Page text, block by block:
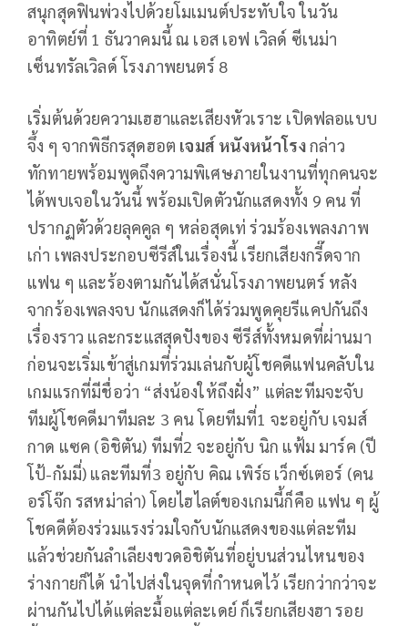
สนุกสุดฟินพ่วงไปด้วยโมเมนต์ประทับใจ ในวัน
อาทิตย์ที่ 1 ธันวาคมนี้ ณ เอส เอฟ เวิลด์ ซีเนม่า
เซ็นทรัลเวิลด์ โรงภาพยนตร์ 8
​เริ่มต้นด้วยความเฮฮาและเสียงหัวเราะ เปิดฟลอแบบ
จึ้ง ๆ จากพิธีกรสุดฮอต เจมส์ หนังหน้าโรงกล่าว
ทักทายพร้อมพูดถึงความพิเศษภายในงานที่ทุกคนจะ
ได้พบเจอในวันนี้ พร้อมเปิดตัวนักแสดงทั้ง 9 คน ที่
ปรากฏตัวด้วยลุคคูล ๆ หล่อสุดเท่ ร่วมร้องเพลงภาพ
เก่า เพลงประกอบซีรีส์ในเรื่องนี้ เรียกเสียงกรี๊ดจาก
แฟน ๆ และร้องตามกันได้สนั่นโรงภาพยนตร์ หลัง
จากร้องเพลงจบ นักแสดงก็ได้ร่วมพูดคุยรีแคปกันถึง
เรื่องราว และกระแสสุดปังของ ซีรีส์ทั้งหมดที่ผ่านมา
ก่อนจะเริ่มเข้าสู่เกมที่ร่วมเล่นกับผู้โชคดีแฟนคลับใน
เกมแรกที่มีชื่อว่า “ส่งน้องให้ถึงฝั่ง” แต่ละทีมจะจับ
ทีมผู้โชคดีมาทีมละ 3 คน โดยทีมที่1 จะอยู่กับ เจมส์
กาด แซค (อิชิตัน) ทีมที่2 จะอยู่กับ นิก แฟ้ม มาร์ค (ปี
โป้-กัมมี่) และทีมที่3 อยู่กับ คิณ เพิร์ธ เว็กซ์เตอร์ (คน
อร์โจ๊ก รสหม่าล่า) โดยไฮไลต์ของเกมนี้ก็คือ แฟน ๆ ผู้
โชคดีต้องร่วมแรงร่วมใจกับนักแสดงของแต่ละทีม
แล้วช่วยกันลำเลียงขวดอิชิตันที่อยู่บนส่วนไหนของ
ร่างกายก็ได้ นำไปส่งในจุดที่กำหนดไว้ เรียกว่ากว่าจะ
ผ่านกันไปได้แต่ละมื้อแต่ละเดย์ ก็เรียกเสียงฮา รอย